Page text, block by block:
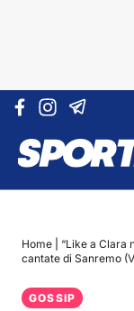
Vai al contenuto
Home
“Like a Clara
cantate di Sanremo
GOSSIP